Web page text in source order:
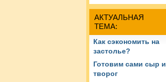
АКТУАЛЬНАЯ
ТЕМА:
Как сэкономить на
застолье?
Готовим сами сыр и
творог